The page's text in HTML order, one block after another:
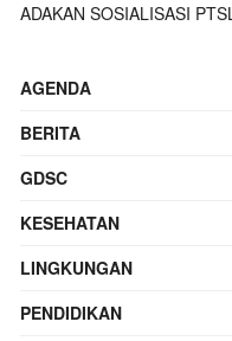
ADAKAN SOSIALISASI
AGENDA
BERITA
GDSC
KESEHATAN
LINGKUNGAN
PENDIDIKAN